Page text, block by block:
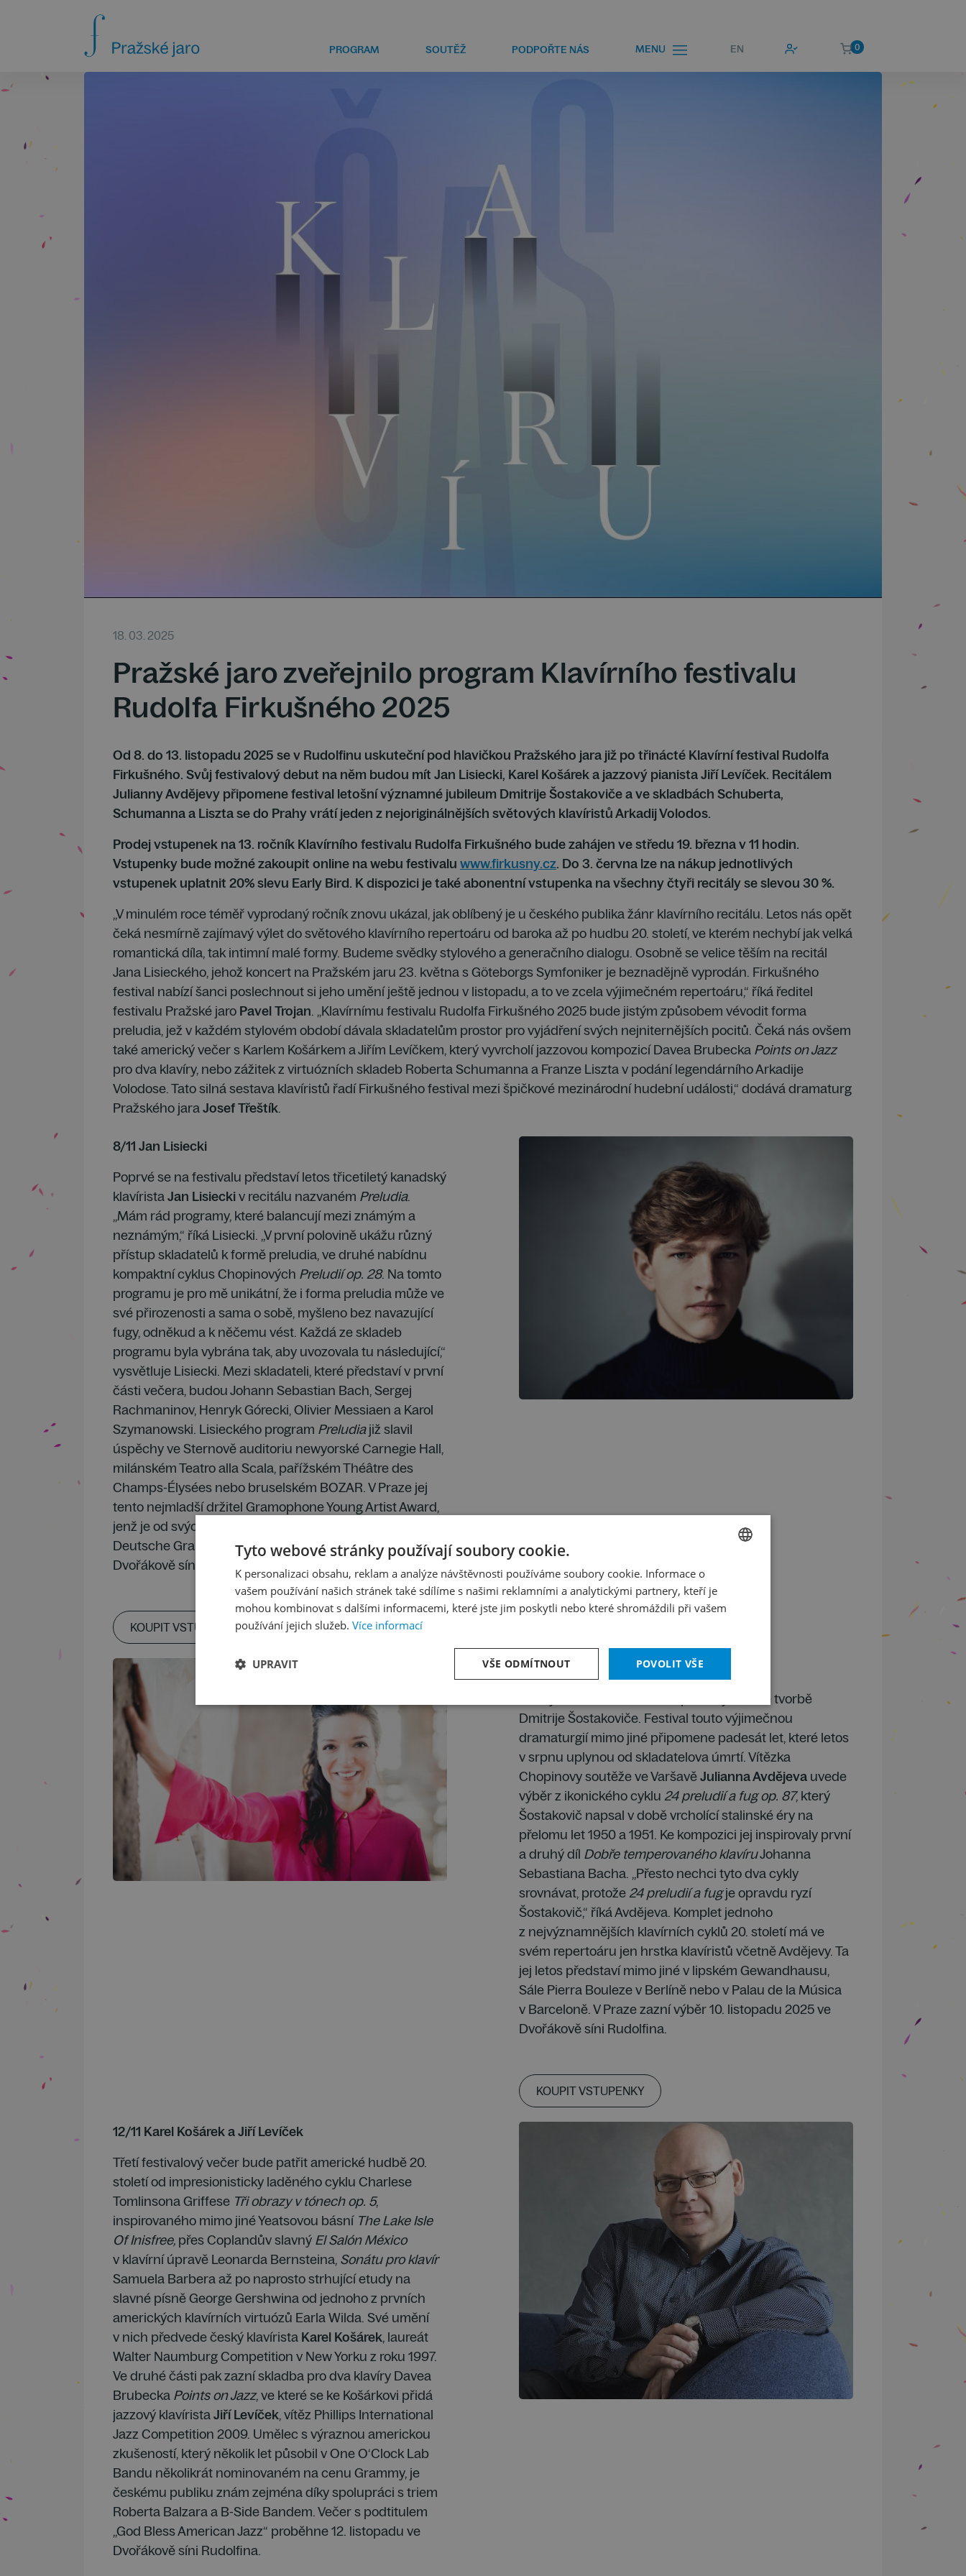
PROGRAM SOUTĚŽ PODPOŘTE NÁS MENU EN 0
18. 03. 2025
Pražské jaro zveřejnilo program Klavírního festivalu
Rudolfa Firkušného 2025
Od 8. do 13. listopadu 2025 se v Rudolfinu uskuteční pod hlavičkou Pražského jara již po třinácté Klavírní festival Rudolfa
Firkušného. Svůj festivalový debut na něm budou mít Jan Lisiecki, Karel Košárek a jazzový pianista Jiří Levíček. Recitálem
Julianny Avdějevy připomene festival letošní významné jubileum Dmitrije Šostakoviče a ve skladbách Schuberta,
Schumanna a Liszta se do Prahy vrátí jeden z nejoriginálnějších světových klavíristů Arkadij Volodos.
Prodej vstupenek na 13. ročník Klavírního festivalu Rudolfa Firkušného bude zahájen ve středu 19. března v 11 hodin.
Vstupenky bude možné zakoupit online na webu festivalu www.firkusny.cz. Do 3. června lze na nákup jednotlivých
vstupenek uplatnit 20% slevu Early Bird. K dispozici je také abonentní vstupenka na všechny čtyři recitály se slevou 30 %.
„V minulém roce téměř vyprodaný ročník znovu ukázal, jak oblíbený je u českého publika žánr klavírního recitálu. Letos nás opět
čeká nesmírně zajímavý výlet do světového klavírního repertoáru od baroka až po hudbu 20. století, ve kterém nechybí jak velká
romantická díla, tak intimní malé formy. Budeme svědky stylového a generačního dialogu. Osobně se velice těším na recitál
Jana Lisieckého, jehož koncert na Pražském jaru 23. května s Göteborgs Symfoniker je beznadějně vyprodán. Firkušného
festival nabízí šanci poslechnout si jeho umění ještě jednou v listopadu, a to ve zcela výjimečném repertoáru,“ říká ředitel
festivalu Pražské jaro Pavel Trojan. „Klavírnímu festivalu Rudolfa Firkušného 2025 bude jistým způsobem vévodit forma
preludia, jež v každém stylovém období dávala skladatelům prostor pro vyjádření svých nejniternějších pocitů. Čeká nás ovšem
také americký večer s Karlem Košárkem a Jiřím Levíčkem, který vyvrcholí jazzovou kompozicí Davea Brubecka Points on Jazz
pro dva klavíry, nebo zážitek z virtuózních skladeb Roberta Schumanna a Franze Liszta v podání legendárního Arkadije
Volodose. Tato silná sestava klavíristů řadí Firkušného festival mezi špičkové mezinárodní hudební události,“ dodává dramaturg
Pražského jaraJosef Třeštík.
8/11 Jan Lisiecki
Poprvé se na festivalu představí letos třicetiletý kanadský
klavíristaJan Lisieckiv recitálu nazvaném Preludia.
„Mám rád programy, které balancují mezi známým a
neznámým,“ říká Lisiecki. „V první polovině ukážu různý
přístup skladatelů k formě preludia, ve druhé nabídnu
kompaktní cyklus Chopinových Preludií op. 28. Na tomto
programu je pro mě unikátní, že i forma preludia může ve
své přirozenosti a sama o sobě, myšleno bez navazující
fugy, odněkud a k něčemu vést. Každá ze skladeb
programu byla vybrána tak, aby uvozovala tu následující,“
vysvětluje Lisiecki. Mezi skladateli, které představí v první
části večera, budou Johann Sebastian Bach, Sergej
Rachmaninov, Henryk Górecki, Olivier Messiaen a Karol
Szymanowski. Lisieckého program Preludiajiž slavil
úspěchy ve Sternově auditoriu newyorské Carnegie Hall,
milánském Teatro alla Scala, pařížském Théâtre des
Champs-Élysées nebo bruselském BOZAR. V Praze jej
tento nejmladší držitel Gramophone Young Artist Award,
jenž je od svých patnácti let vůdčí tváří světového labelu
Deutsche Grammophon, nabídne 8. listopadu 2025 ve
Dvořákově síni Rudolfina.
KOUPIT VSTUPENKY
10/11 Julianna Avdějeva
Druhý večer festivalu bude patřit výhradně tvorbě
Dmitrije Šostakoviče. Festival touto výjimečnou
dramaturgií mimo jiné připomene padesát let, které letos
v srpnu uplynou od skladatelova úmrtí. Vítězka
Chopinovy soutěže ve VaršavěJulianna Avdějeva uvede
výběr z ikonického cyklu 24 preludií a fug op. 87, který
Šostakovič napsal v době vrcholící stalinské éry na
přelomu let 1950 a 1951. Ke kompozici jej inspirovaly první
a druhý díl Dobře temperovaného klavíruJohanna
Sebastiana Bacha. „Přesto nechci tyto dva cykly
srovnávat, protože 24 preludií a fugje opravdu ryzí
Šostakovič,“ říká Avdějeva. Komplet jednoho
z nejvýznamnějších klavírních cyklů 20. století má ve
svém repertoáru jen hrstka klavíristů včetně Avdějevy. Ta
jej letos představí mimo jiné v lipském Gewandhausu,
Sále Pierra Bouleze v Berlíně nebo v Palau de la Música
v Barceloně. V Praze zazní výběr 10. listopadu 2025 ve
Dvořákově síni Rudolfina.
KOUPIT VSTUPENKY
12/11 Karel Košárek a Jiří Levíček
Třetí festivalový večer bude patřit americké hudbě 20.
století od impresionisticky laděného cyklu Charlese
Tomlinsona Griffese Tři obrazy v tónech op. 5,
inspirovaného mimo jiné Yeatsovou básní The Lake Isle
Of Inisfree, přes Coplandův slavný El Salón México
v klavírní úpravě Leonarda Bernsteina, Sonátu pro klavír
Samuela Barbera až po naprosto strhující etudy na
slavné písně George Gershwina od jednoho z prvních
amerických klavírních virtuózů Earla Wilda. Své umění
v nich předvede český klavírista Karel Košárek, laureát
Walter Naumburg Competition v New Yorku z roku 1997.
Ve druhé části pak zazní skladba pro dva klavíry Davea
Brubecka Points on Jazz, ve které se ke Košárkovi přidá
jazzový klavíristaJiří Levíček, vítěz Phillips International
Jazz Competition 2009. Umělec s výraznou americkou
zkušeností, který několik let působil v One O‘Clock Lab
Bandu několikrát nominovaném na cenu Grammy, je
českému publiku znám zejména díky spolupráci s triem
Roberta Balzara a B-Side Bandem. Večer s podtitulem
„God Bless American Jazz“ proběhne 12. listopadu ve
Dvořákově síni Rudolfina.
ENGLISH
Tyto webové stránky používají soubory cookie.
K personalizaci obsahu, reklam a analýze návštěvnosti používáme soubory cookie. Informace o
vašem používání našich stránek také sdílíme s našimi reklamními a analytickými partnery, kteří je
mohou kombinovat s dalšími informacemi, které jste jim poskytli nebo které shromáždili při vašem
používání jejich služeb. Více informací
POVOLIT VŠE
VŠE ODMÍTNOUT
UPRAVIT